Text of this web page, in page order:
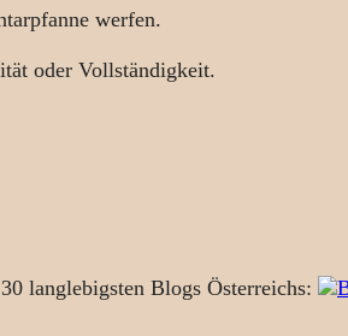
werfen.
oder Vollständigkeit.
langlebigsten Blogs Österreichs: